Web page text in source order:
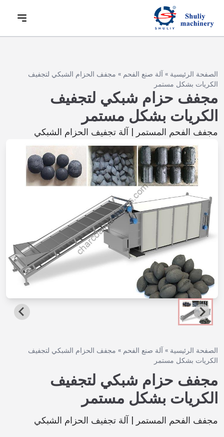
الصفحة الرئيسية » آلة صنع الفحم » مجفف الحزام الشبكي لتجفيف
الكريات بشكل مستمر
مجفف حزام شبكي لتجفيف
الكريات بشكل مستمر
مجفف الفحم المستمر | آلة تجفيف الحزام الشبكي
الصفحة الرئيسية » آلة صنع الفحم » مجفف الحزام الشبكي لتجفيف
الكريات بشكل مستمر
مجفف حزام شبكي لتجفيف
الكريات بشكل مستمر
مجفف الفحم المستمر | آلة تجفيف الحزام الشبكي